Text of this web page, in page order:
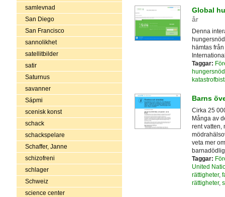
samlevnad
San Diego
San Francisco
sannolikhet
satellitbilder
satir
Saturnus
savanner
Sápmi
scenisk konst
schack
schackspelare
Schaffer, Janne
schizofreni
schlager
Schweiz
science center
Global
år
Denna
hämtas
Taggar:
hungersnöd
Barns
Cirka 25
Många av
rent vatten,
veta mer
Taggar:
United
rättigheter,
rättigheter,